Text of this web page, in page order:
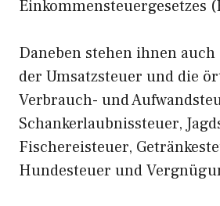
Einkommensteuergesetzes
Daneben stehen ihnen
der Umsatzsteuer und die
Verbrauch- und
Schankerlaubnissteuer,
Fischereisteuer,
Hundesteuer und